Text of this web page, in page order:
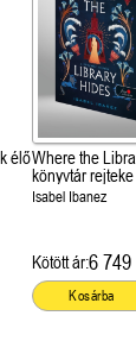
élőWhere the
könyvtár
Különleges
Isabel Ibanez
Kötött ár:6 749
Kosárba